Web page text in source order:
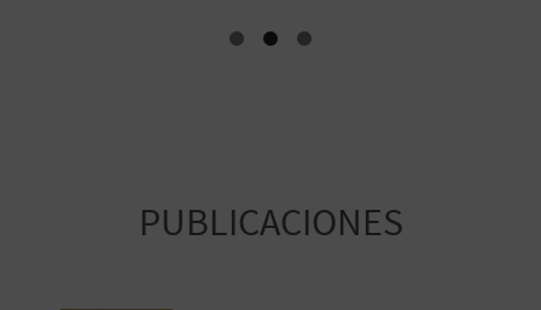
PUBLICACIONES